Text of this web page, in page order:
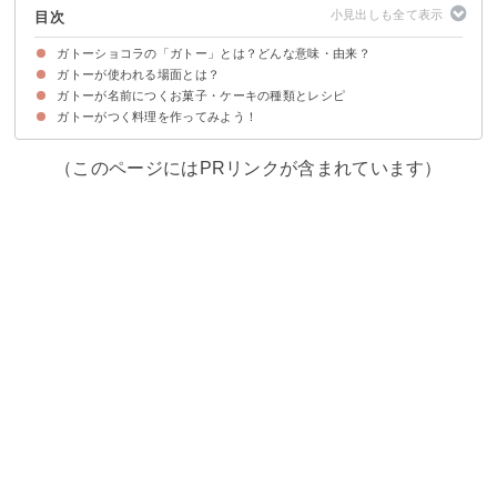
目次
ガトーショコラの「ガトー」とは？どんな意味・由来？
ガトーはフランス語で主に「焼き菓子・ケーキ」を指す言葉
ガトーを他の言語で言い換えると？
ガトーが使われる場面とは？
①ケーキ・お菓子の名称
②お店の名前
③お菓子以外の料理
ガトーが名前につくお菓子・ケーキの種類とレシピ
①ガトーショコラ
②ガトーマロン
③ガトーバスク
④プティガトー
⑤ガトーインビジブル
ガトーがつく料理を作ってみよう！
（このページにはPRリンクが含まれています）